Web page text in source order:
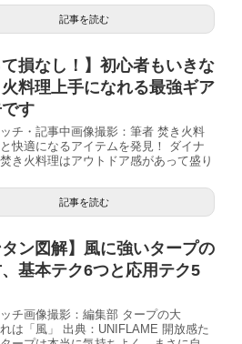
記事を読む
て損なし！】初心者もいきな
火料理上手になれる最強ギア
す
チ・記事中画像撮影：筆者 焚き火料
快適になるアイテムを発見！ ダイナ
き火料理はアウトドア感があって盛り
記事を読む
タン図解】風に強いタープの
基本テク6つと応用テク5
チ画像撮影：編集部 タープの大
は「風」 出典：UNIFLAME 開放感た